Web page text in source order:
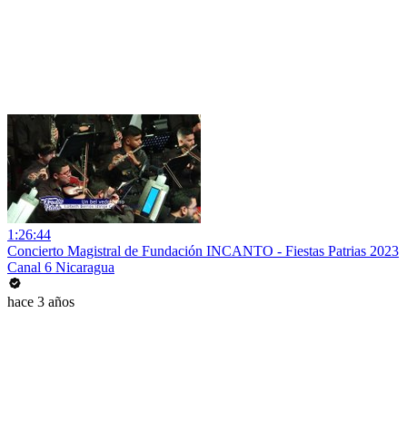
1:26:44
Concierto Magistral de Fundación INCANTO - Fiestas Patrias 2023
Canal 6 Nicaragua
hace 3 años